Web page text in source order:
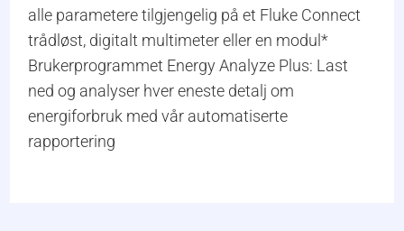
alle parametere tilgjengelig på et Fluke Connect
trådløst, digitalt multimeter eller en modul*
Brukerprogrammet Energy Analyze Plus: Last
ned og analyser hver eneste detalj om
energiforbruk med vår automatiserte
rapportering